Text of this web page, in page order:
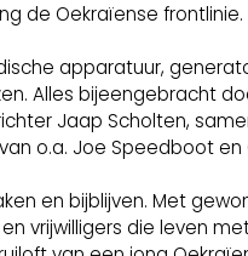
de Oekraïense
apparatuur,
Alles bijeengebracht
Jaap Scholten,
o.a. Joe Speedboot en
en bijblijven. Met
vrijwilligers die leven